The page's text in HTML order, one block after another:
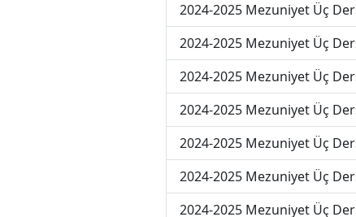
2024-2025 Mezuniyet Üç
2024-2025 Mezuniyet Üç
2024-2025 Mezuniyet Üç
2024-2025 Mezuniyet Üç
2024-2025 Mezuniyet Üç
2024-2025 Mezuniyet Üç
2024-2025 Mezuniyet Üç